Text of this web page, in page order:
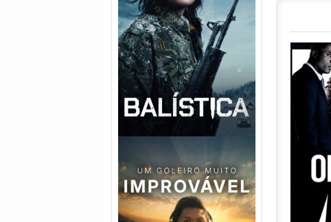
Balística Torrent (2025) WEB-
DL 1080p Dual Áudio